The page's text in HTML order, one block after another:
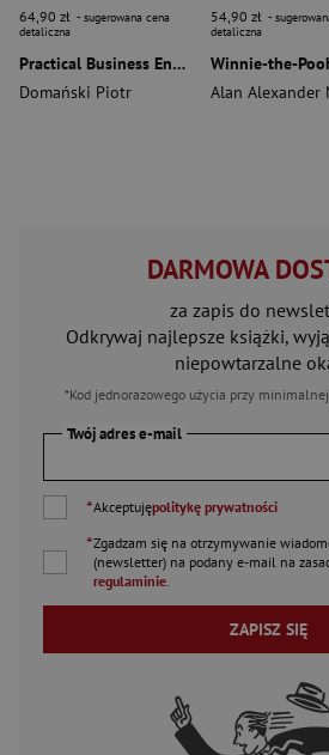
64,90 zł - sugerowana cena
detaliczna
Practical Business English. Prowadzenie firmy i komunikacja w zespole
Domański Piotr
54,90 zł -
detaliczna
Alan Alexander
DARMOWA
za zapis do
Odkrywaj najlepsze książki,
niepowtarzalne
*Kod jednorazowego użycia przy
Twój adres e-mail
*Akceptujępolitykę prywatności
*Zgadzam się na otrzymywanie
(newsletter) na podany e-mail na
regulaminie.
ZAPISZ SIĘ